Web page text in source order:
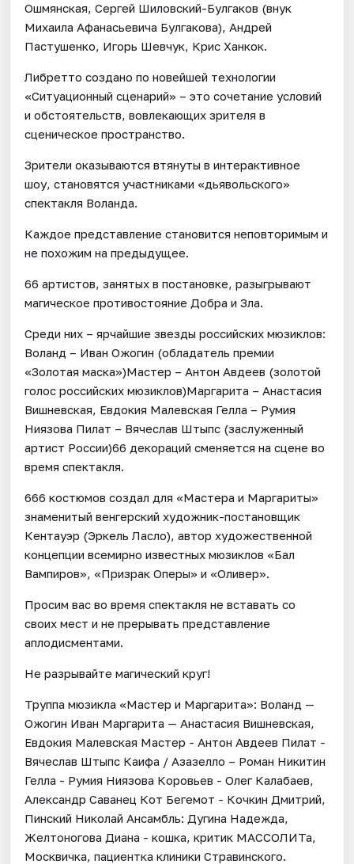
Ошмянская, Сергей Шиловский-Булгаков (внук
Михаила Афанасьевича Булгакова), Андрей
Пастушенко, Игорь Шевчук, Крис Ханкок.
Либретто создано по новейшей технологии
«Ситуационный сценарий» – это сочетание условий
и обстоятельств, вовлекающих зрителя в
сценическое пространство.
Зрители оказываются втянуты в интерактивное
шоу, становятся участниками «дьявольского»
спектакля Воланда.
Каждое представление становится неповторимым и
не похожим на предыдущее.
66 артистов, занятых в постановке, разыгрывают
магическое противостояние Добра и Зла.
Среди них – ярчайшие звезды российских мюзиклов:
Воланд – Иван Ожогин (обладатель премии
«Золотая маска»)Мастер – Антон Авдеев (золотой
голос российских мюзиклов)Маргарита – Анастасия
Вишневская, Евдокия Малевская Гелла – Румия
Ниязова Пилат – Вячеслав Штыпс (заслуженный
артист России)66 декораций сменяется на сцене во
время спектакля.
666 костюмов создал для «Мастера и Маргариты»
знаменитый венгерский художник-постановщик
Кентауэр (Эркель Ласло), автор художественной
концепции всемирно известных мюзиклов «Бал
Вампиров», «Призрак Оперы» и «Оливер».
Просим вас во время спектакля не вставать со
своих мест и не прерывать представление
аплодисментами.
Не разрывайте магический круг!
Труппа мюзикла «Мастер и Маргарита»: Воланд —
Ожогин Иван Маргарита — Анастасия Вишневская,
Евдокия Малевская Мастер - Антон Авдеев Пилат -
Вячеслав Штыпс Каифа / Азазелло – Роман Никитин
Гелла - Румия Ниязова Коровьев - Олег Калабаев,
Александр Саванец Кот Бегемот - Кочкин Дмитрий,
Пинский Николай Ансамбль: Дугина Надежда,
Желтоногова Диана - кошка, критик МАССОЛИТа,
Москвичка, пациентка клиники Стравинского.